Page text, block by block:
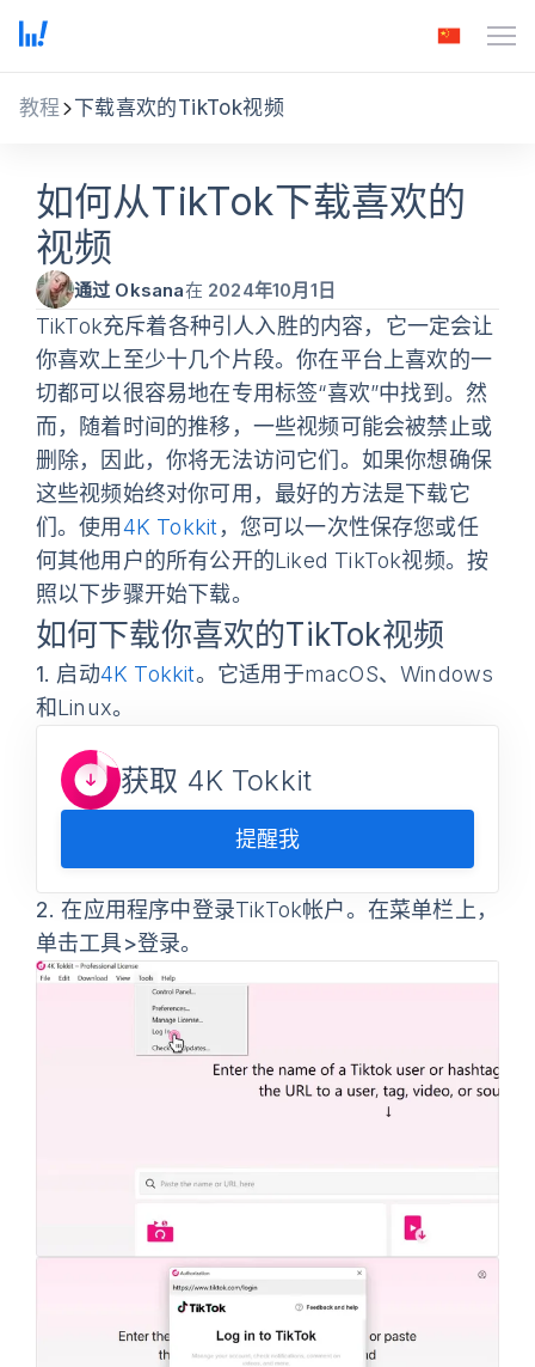
教程 下载喜欢的TikTok视频
如何从TikTok下载喜欢的
视频
通过 Oksana在 2024年10月1日
TikTok充斥着各种引人入胜的内容，它一定会让
你喜欢上至少十几个片段。你在平台上喜欢的一
切都可以很容易地在专用标签“喜欢”中找到。然
而，随着时间的推移，一些视频可能会被禁止或
删除，因此，你将无法访问它们。如果你想确保
这些视频始终对你可用，最好的方法是下载它
们。使用4K Tokkit ，您可以一次性保存您或任
何其他用户的所有公开的Liked TikTok视频。按
照以下步骤开始下载。
如何下载你喜欢的TikTok视频
1. 启动4K Tokkit。它适用于macOS、Windows
和Linux。
获取 4K Tokkit
提醒我
2. 在应用程序中登录TikTok帐户。在菜单栏上，
单击工具>登录。